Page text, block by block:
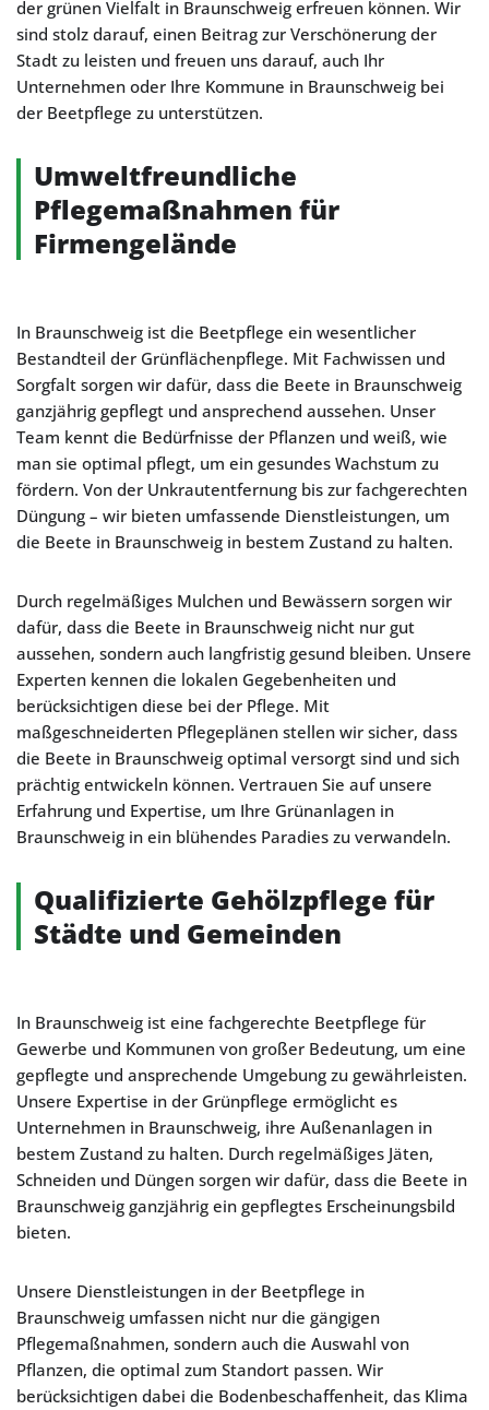
der grünen Vielfalt in Braunschweig erfreuen können. Wir
sind stolz darauf, einen Beitrag zur Verschönerung der
Stadt zu leisten und freuen uns darauf, auch Ihr
Unternehmen oder Ihre Kommune in Braunschweig bei
der Beetpflege zu unterstützen.
Umweltfreundliche
Pflegemaßnahmen für
Firmengelände
In Braunschweig ist die Beetpflege ein wesentlicher
Bestandteil der Grünflächenpflege. Mit Fachwissen und
Sorgfalt sorgen wir dafür, dass die Beete in Braunschweig
ganzjährig gepflegt und ansprechend aussehen. Unser
Team kennt die Bedürfnisse der Pflanzen und weiß, wie
man sie optimal pflegt, um ein gesundes Wachstum zu
fördern. Von der Unkrautentfernung bis zur fachgerechten
Düngung – wir bieten umfassende Dienstleistungen, um
die Beete in Braunschweig in bestem Zustand zu halten.
Durch regelmäßiges Mulchen und Bewässern sorgen wir
dafür, dass die Beete in Braunschweig nicht nur gut
aussehen, sondern auch langfristig gesund bleiben. Unsere
Experten kennen die lokalen Gegebenheiten und
berücksichtigen diese bei der Pflege. Mit
maßgeschneiderten Pflegeplänen stellen wir sicher, dass
die Beete in Braunschweig optimal versorgt sind und sich
prächtig entwickeln können. Vertrauen Sie auf unsere
Erfahrung und Expertise, um Ihre Grünanlagen in
Braunschweig in ein blühendes Paradies zu verwandeln.
Qualifizierte Gehölzpflege für
Städte und Gemeinden
In Braunschweig ist eine fachgerechte Beetpflege für
Gewerbe und Kommunen von großer Bedeutung, um eine
gepflegte und ansprechende Umgebung zu gewährleisten.
Unsere Expertise in der Grünpflege ermöglicht es
Unternehmen in Braunschweig, ihre Außenanlagen in
bestem Zustand zu halten. Durch regelmäßiges Jäten,
Schneiden und Düngen sorgen wir dafür, dass die Beete in
Braunschweig ganzjährig ein gepflegtes Erscheinungsbild
bieten.
Unsere Dienstleistungen in der Beetpflege in
Braunschweig umfassen nicht nur die gängigen
Pflegemaßnahmen, sondern auch die Auswahl von
Pflanzen, die optimal zum Standort passen. Wir
berücksichtigen dabei die Bodenbeschaffenheit, das Klima